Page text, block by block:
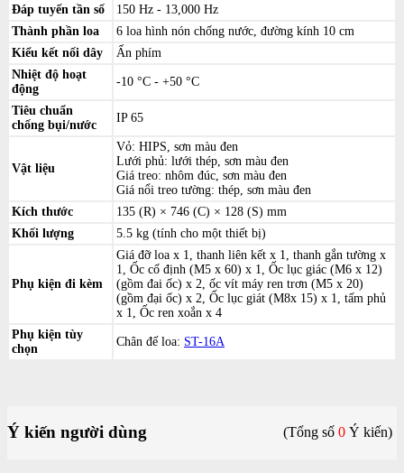
Đáp tuyến tần số
150 Hz - 13,000 Hz
Thành phần loa
6 loa hình nón chống nước, đường kính 10 cm
Kiểu kết nối dây
Ấn phím
Nhiệt độ hoạt
động
-10 °C - +50 °C
Tiêu chuẩn
chống bụi/nước
IP 65
Vật liệu
Vỏ: HIPS, sơn màu đen
Lưới phủ: lưới thép, sơn màu đen
Giá treo: nhôm đúc, sơn màu đen
Giá nổi treo tường: thép, sơn màu đen
Kích thước
135 (R) × 746 (C) × 128 (S) mm
Khối lượng
5.5 kg (tính cho một thiết bị)
Phụ kiện đi kèm
Giá đỡ loa x 1, thanh liên kết x 1, thanh gắn tường x
1, Ốc cố định (M5 x 60) x 1, Ốc lục giác (M6 x 12)
(gồm đai ốc) x 2, ốc vít máy ren trơn (M5 x 20)
(gồm đại ốc) x 2, Ốc lục giát (M8x 15) x 1, tấm phủ
x 1, Ốc ren xoắn x 4
Phụ kiện tùy
chọn
Chân đế loa: ST-16A
Ý kiến người dùng (Tổng số 0 Ý kiến)